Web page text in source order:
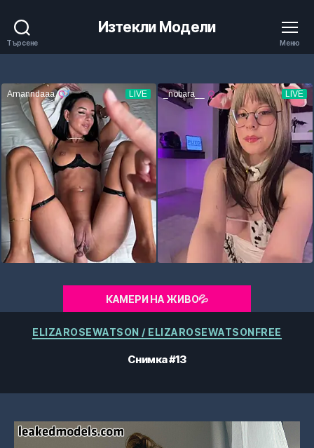
Търсене
Изтекли Модели
Меню
КАМЕРИ НА ЖИВО💦
Категории
ELIZAROSEWATSON / ELIZAROSEWATSONFREE
Снимка #13